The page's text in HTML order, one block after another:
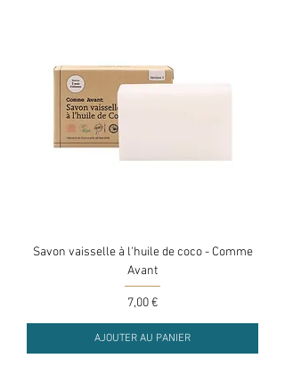
Savon vaisselle à l'huile de coco - Comme
Avant
Prix
7,00 €
AJOUTER AU PANIER